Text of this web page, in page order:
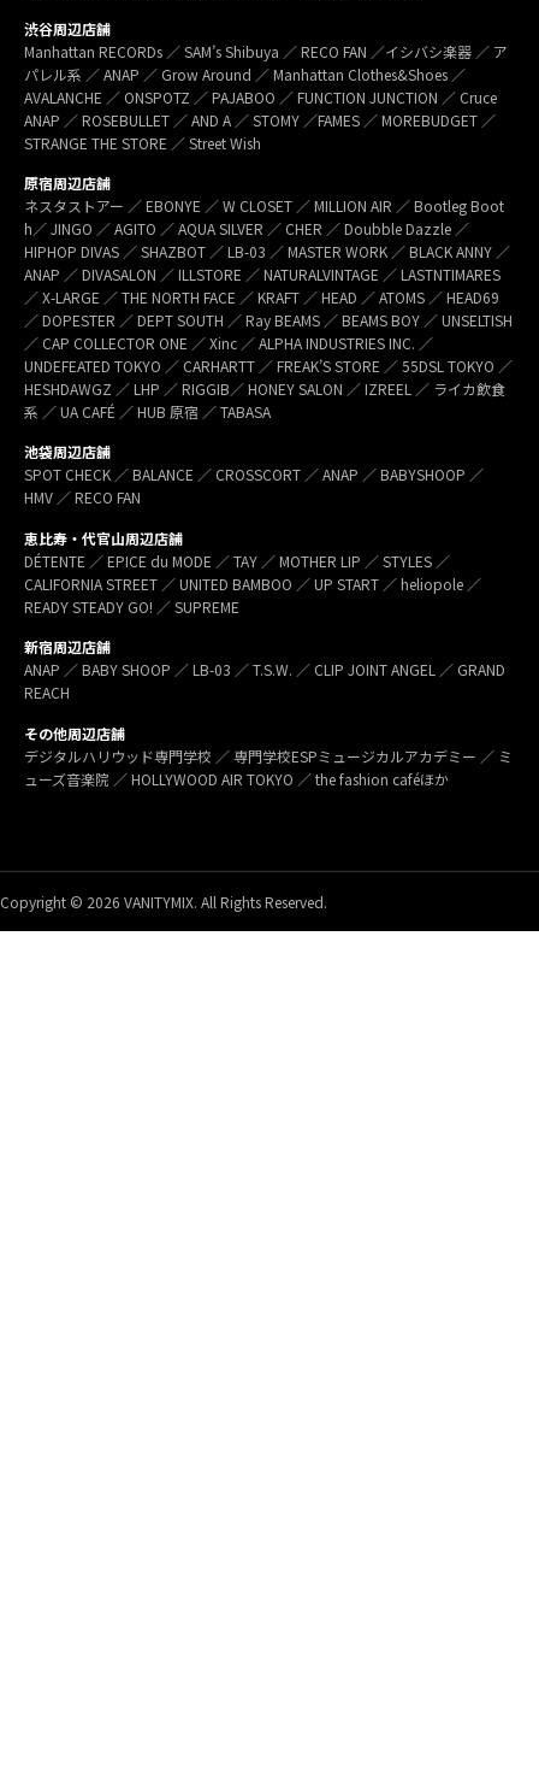
渋谷周辺店舗
Manhattan RECORDs ／ SAM’s Shibuya ／ RECO FAN ／イシバシ楽器 ／ ア
パレル系 ／ ANAP ／ Grow Around ／ Manhattan Clothes&Shoes ／
AVALANCHE ／ ONSPOTZ ／ PAJABOO ／ FUNCTION JUNCTION ／ Cruce
ANAP ／ ROSEBULLET ／ AND A ／ STOMY ／FAMES ／ MOREBUDGET ／
STRANGE THE STORE ／ Street Wish
原宿周辺店舗
ネスタストアー ／ EBONYE ／ W CLOSET ／ MILLION AIR ／ Bootleg Boot
h／ JINGO ／ AGITO ／ AQUA SILVER ／ CHER ／ Doubble Dazzle ／
HIPHOP DIVAS ／ SHAZBOT ／ LB-03 ／ MASTER WORK ／ BLACK ANNY ／
ANAP ／ DIVASALON ／ ILLSTORE ／ NATURALVINTAGE ／ LASTNTIMARES
／ X-LARGE ／ THE NORTH FACE ／ KRAFT ／ HEAD ／ ATOMS ／ HEAD69
／ DOPESTER ／ DEPT SOUTH ／ Ray BEAMS ／ BEAMS BOY ／ UNSELTISH
／ CAP COLLECTOR ONE ／ Xinc ／ ALPHA INDUSTRIES INC. ／
UNDEFEATED TOKYO ／ CARHARTT ／ FREAK’S STORE ／ 55DSL TOKYO ／
HESHDAWGZ ／ LHP ／ RIGGIB／ HONEY SALON ／ IZREEL ／ ライカ飲食
系 ／ UA CAFÉ ／ HUB 原宿 ／ TABASA
池袋周辺店舗
SPOT CHECK ／ BALANCE ／ CROSSCORT ／ ANAP ／ BABYSHOOP ／
HMV ／ RECO FAN
恵比寿・代官山周辺店舗
DÉTENTE ／ EPICE du MODE ／ TAY ／ MOTHER LIP ／ STYLES ／
CALIFORNIA STREET ／ UNITED BAMBOO ／ UP START ／ heliopole ／
READY STEADY GO! ／ SUPREME
新宿周辺店舗
ANAP ／ BABY SHOOP ／ LB-03 ／ T.S.W. ／ CLIP JOINT ANGEL ／ GRAND
REACH
その他周辺店舗
デジタルハリウッド専門学校 ／ 専門学校ESPミュージカルアカデミー ／ ミ
ューズ音楽院 ／ HOLLYWOOD AIR TOKYO ／ the fashion caféほか
Copyright © 2026 VANITYMIX. All Rights Reserved.